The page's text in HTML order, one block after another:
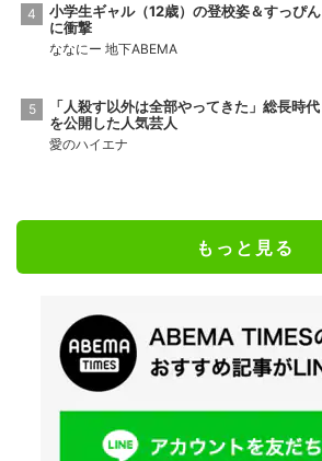
小学生ギャル（12歳）の登校姿＆すっぴん
に衝撃
ななにー 地下ABEMA
「人殺す以外は全部やってきた」総長時代
を公開した人気芸人
愛のハイエナ
もっと見る